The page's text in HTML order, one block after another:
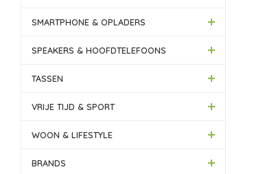
SMARTPHONE & OPLADERS
SPEAKERS & HOOFDTELEFOONS
TASSEN
VRIJE TIJD & SPORT
WOON & LIFESTYLE
BRANDS